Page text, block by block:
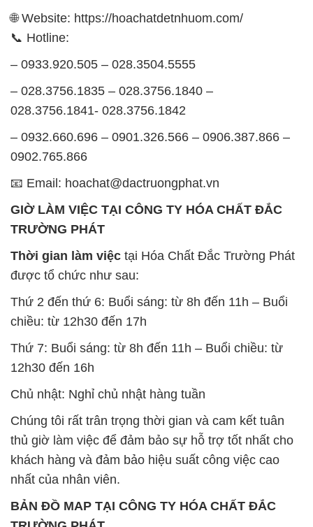
028.3756.1841- 028.3756.1842
0902.765.866
📧 Email: hoachat@dactruongphat.vn
TRƯỜNG PHÁT
được tổ chức như sau:
Thứ 2 đến thứ 6: Buổi sáng: từ 8h đến 11h – Buổi
chiều: từ 12h30 đến 17h
Thứ 7: Buổi sáng: từ 8h đến 11h – Buổi chiều: từ
12h30 đến 16h
Chủ nhật: Nghỉ chủ nhật hàng tuần
thủ giờ làm việc để đảm bảo sự hỗ trợ tốt nhất cho
khách hàng và đảm bảo hiệu suất công việc cao
nhất của nhân viên.
BẢN ĐỒ MAP TẠI CÔNG TY HÓA CHẤT ĐẮC
TRƯỜNG PHÁT
ĐỊA CHỈ: 1229C Quốc lộ 1A, Phường Bình Trị
Đông B, Quận Bình Tân, Sài Gòn TP. Hồ Chí
Minh